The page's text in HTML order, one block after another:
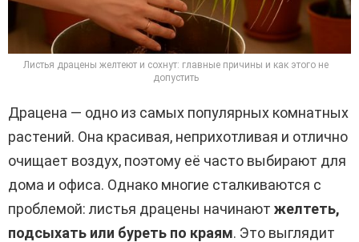
Листья драцены желтеют и сохнут: главные причины и как этого не
допустить
Драцена — одно из самых популярных комнатных
растений. Она красивая, неприхотливая и отлично
очищает воздух, поэтому её часто выбирают для
дома и офиса. Однако многие сталкиваются с
проблемой: листья драцены начинают желтеть,
подсыхать или буреть по краям. Это выглядит